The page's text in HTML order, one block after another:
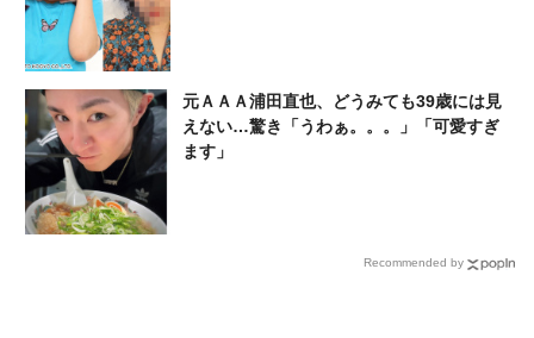
元ＡＡＡ浦田直也、どうみても39歳には見
えない…驚き「うわぁ。。。」「可愛すぎ
ます」
Recommended by